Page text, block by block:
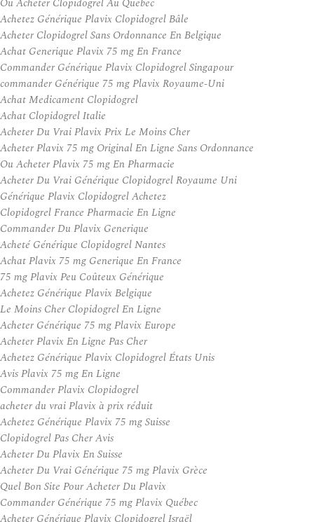
Achetez Générique Plavix Clopidogrel Bâle
Acheter Clopidogrel Sans Ordonnance En Belgique
Achat Generique Plavix 75 mg En France
Commander Générique Plavix Clopidogrel Singapour
commander Générique 75 mg Plavix Royaume-Uni
Achat Medicament Clopidogrel
Achat Clopidogrel Italie
Acheter Du Vrai Plavix Prix Le Moins Cher
Acheter Plavix 75 mg Original En Ligne Sans Ordonnance
Ou Acheter Plavix 75 mg En Pharmacie
Acheter Du Vrai Générique Clopidogrel Royaume Uni
Générique Plavix Clopidogrel Achetez
Clopidogrel France Pharmacie En Ligne
Commander Du Plavix Generique
Acheté Générique Clopidogrel Nantes
Achat Plavix 75 mg Generique En France
75 mg Plavix Peu Coûteux Générique
Achetez Générique Plavix Belgique
Le Moins Cher Clopidogrel En Ligne
Acheter Générique 75 mg Plavix Europe
Acheter Plavix En Ligne Pas Cher
Achetez Générique Plavix Clopidogrel États Unis
Avis Plavix 75 mg En Ligne
Commander Plavix Clopidogrel
acheter du vrai Plavix à prix réduit
Achetez Générique Plavix 75 mg Suisse
Clopidogrel Pas Cher Avis
Acheter Du Plavix En Suisse
Acheter Du Vrai Générique 75 mg Plavix Grèce
Quel Bon Site Pour Acheter Du Plavix
Commander Générique 75 mg Plavix Québec